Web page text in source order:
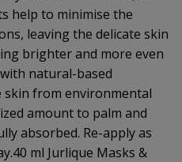
help to minimise the
leaving the delicate skin
brighter and more even
natural-based
from environmental
amount to palm and
absorbed. Re-apply as
ml Jurlique Masks &